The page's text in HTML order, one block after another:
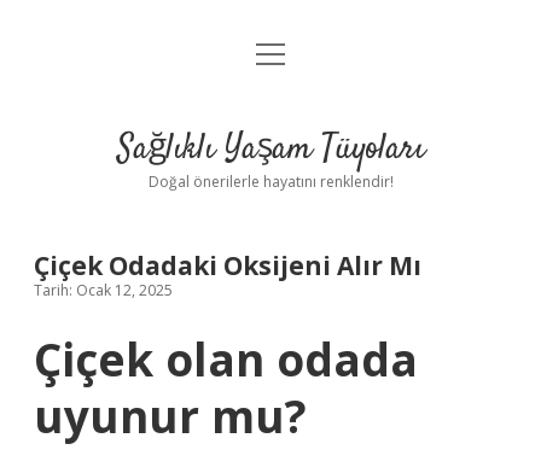
Anasayfa
Yasal Uyarı
menüyü
Sağlıklı Yaşam Tüyoları
Doğal önerilerle hayatını renklendir!
Çiçek Odadaki Oksijeni Alır Mı
Tarih: Ocak 12, 2025
Çiçek olan odada
uyunur mu?